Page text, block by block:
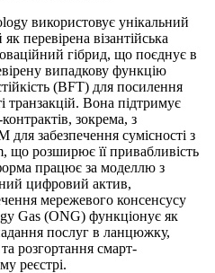
використовує унікальний
перевірена візантійська
гібрид, що поєднує в
випадкову функцію
(BFT) для посилення
транзакцій. Вона підтримує
зокрема, з
забезпечення сумісності з
що розширює її привабливість
працює за моделлю з
цифровий актив,
мережевого консенсусу
Gas (ONG) функціонує як
послуг в ланцюжку,
та розгортання смарт-
реєстрі.